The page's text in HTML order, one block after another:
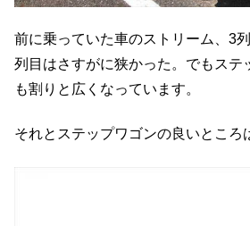
前に乗っていた車のストリーム、3
列目はさすがに狭かった。でもステ
も割りと広くなっています。
それとステップワゴンの良いところ